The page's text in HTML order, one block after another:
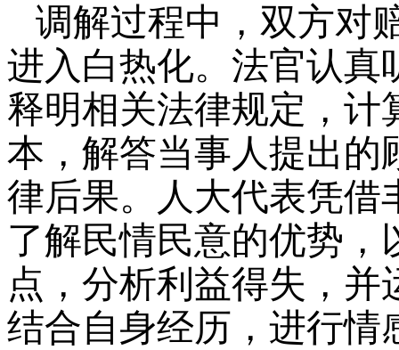
调解过程中，双方对
进入白热化。法官认真
释明相关法律规定，计
本，解答当事人提出的
律后果。人大代表凭借
了解民情民意的优势
点，分析利益得失，
结合自身经历，进行情